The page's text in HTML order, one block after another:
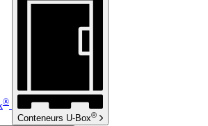
®
Conteneurs U-Box®